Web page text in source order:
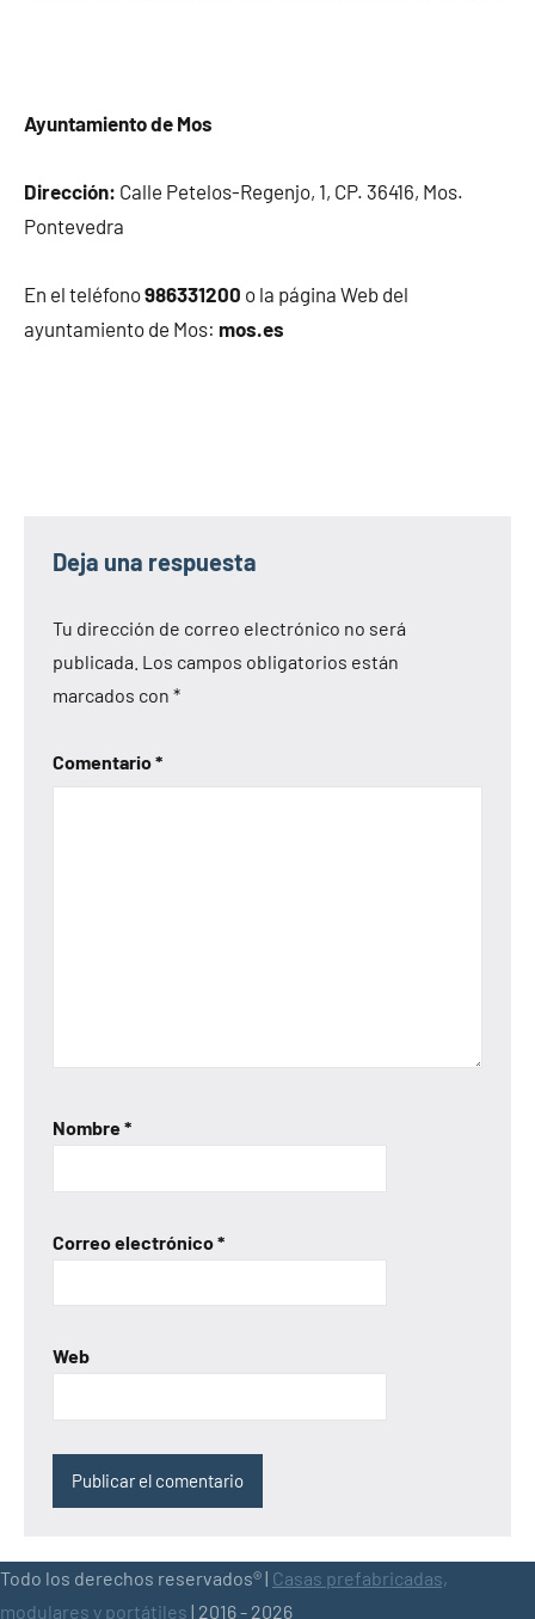
Ayuntamiento de Mos
Dirección: Calle Petelos-Regenjo, 1, CP. 36416, Mos.
Pontevedra
En el teléfono986331200 o la página Web del
ayuntamiento de Mos: mos.es
Deja una respuesta
Tu dirección de correo electrónico no será
publicada. Los campos obligatorios están
marcados con *
Comentario*
Nombre*
Correo electrónico*
Web
Todo los derechos reservados® | Casas prefabricadas,
modulares y portátiles | 2016 - 2026